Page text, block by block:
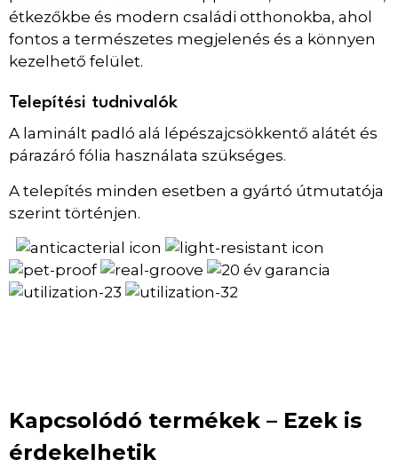
étkezőkbe és modern családi otthonokba, ahol
fontos a természetes megjelenés és a könnyen
kezelhető felület.
Telepítési tudnivalók
A laminált padló alá lépészajcsökkentő alátét és
párazáró fólia használata szükséges.
A telepítés minden esetben a gyártó útmutatója
szerint történjen.
Kapcsolódó termékek – Ezek is
érdekelhetik